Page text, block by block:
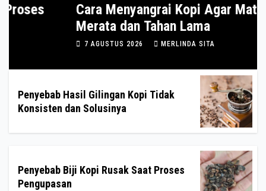
Cara Menyangrai Kopi Agar Matang
Merata dan Tahan Lama
7 AGUSTUS 2026 MERLINDA SITA
Penyebab Hasil Gilingan Kopi Tidak
Konsisten dan Solusinya
Penyebab Biji Kopi Rusak Saat Proses
Pengupasan